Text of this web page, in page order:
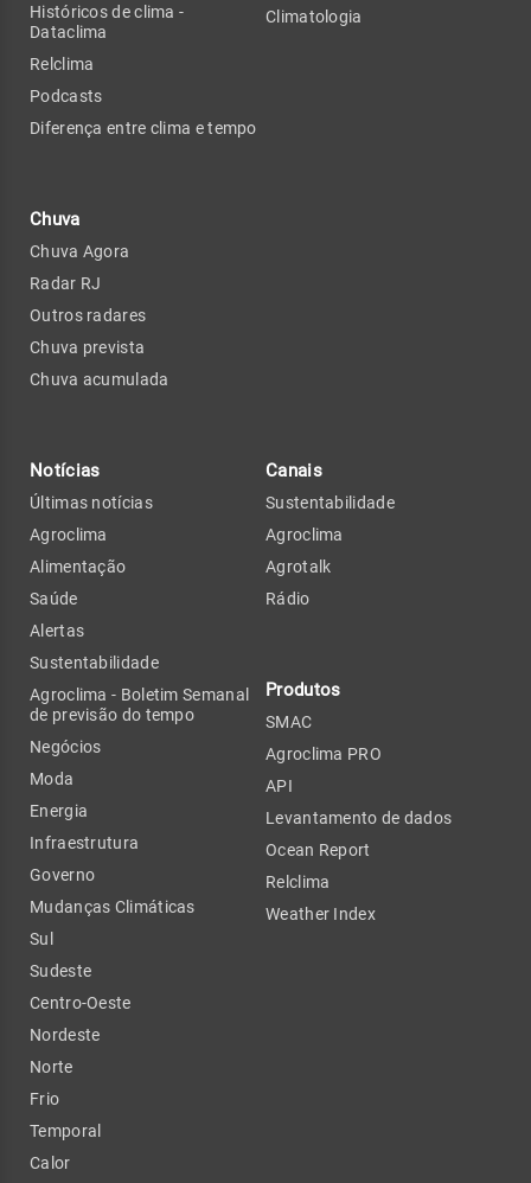
Históricos de clima -
Dataclima
Relclima
Podcasts
Diferença entre clima e tempo
Chuva
Chuva Agora
Radar RJ
Outros radares
Chuva prevista
Chuva acumulada
Climatologia
Notícias
Últimas notícias
Agroclima
Alimentação
Saúde
Alertas
Sustentabilidade
Agroclima - Boletim Semanal
de previsão do tempo
Negócios
Moda
Energia
Infraestrutura
Governo
Mudanças Climáticas
Sul
Sudeste
Centro-Oeste
Nordeste
Norte
Frio
Temporal
Calor
Canais
Sustentabilidade
Agroclima
Agrotalk
Rádio
Produtos
SMAC
Agroclima PRO
API
Levantamento de dados
Ocean Report
Relclima
Weather Index